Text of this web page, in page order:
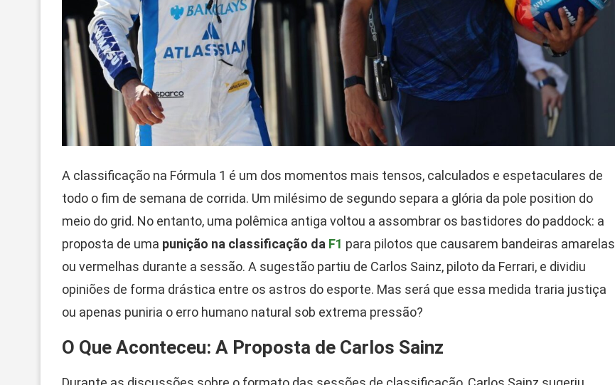
A classificação na Fórmula 1 é um dos momentos mais tensos, calculados e espetaculares de
todo o fim de semana de corrida. Um milésimo de segundo separa a glória da pole position do
meio do grid. No entanto, uma polêmica antiga voltou a assombrar os bastidores do paddock: a
proposta de uma punição na classificação da F1 para pilotos que causarem bandeiras amarelas
ou vermelhas durante a sessão. A sugestão partiu de Carlos Sainz, piloto da Ferrari, e dividiu
opiniões de forma drástica entre os astros do esporte. Mas será que essa medida traria justiça
ou apenas puniria o erro humano natural sob extrema pressão?
O Que Aconteceu: A Proposta de Carlos Sainz